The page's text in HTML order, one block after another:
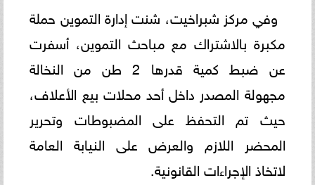
وفي مركز شبراخيت، شنت إدارة التموين حملة
مكبرة بالاشتراك مع مباحث التموين، أسفرت
عن ضبط كمية قدرها 2 طن من النخالة
مجهولة المصدر داخل أحد محلات بيع الأعلاف،
حيث تم التحفظ على المضبوطات وتحرير
المحضر اللازم والعرض على النيابة العامة
لاتخاذ الإجراءات القانونية.